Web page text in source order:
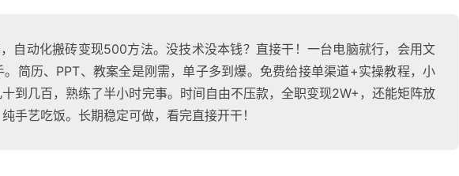
自动化搬砖变现500方法。没技术没本钱？直接干！一台电脑就行，会用文
简历、PPT、教案全是刚需，单子多到爆。免费给接单渠道+实操教程，小
到几百，熟练了半小时完事。时间自由不压款，全职变现2W+，还能矩阵放
手艺吃饭。长期稳定可做，看完直接开干！